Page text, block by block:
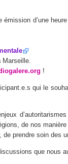
d’une
Marseille.
!
qui le
de nos
de prendre soin des
que nous